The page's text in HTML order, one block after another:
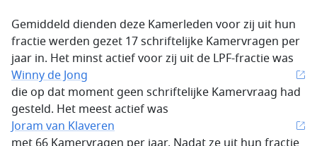
Gemiddeld dienden deze Kamerleden voor zij uit hun
fractie werden gezet 17 schriftelijke Kamervragen per
jaar in. Het minst actief voor zij uit de LPF-fractie was
Winny de Jong
die op dat moment geen schriftelijke Kamervraag had
gesteld. Het meest actief was
Joram van Klaveren